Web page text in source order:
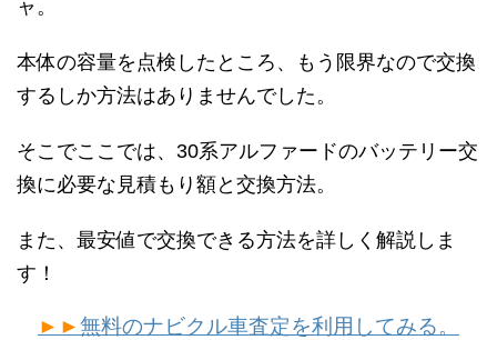
ャ。
本体の容量を点検したところ、もう限界なので交換
するしか方法はありませんでした。
そこでここでは、30系アルファードのバッテリー交
換に必要な見積もり額と交換方法。
また、最安値で交換できる方法を詳しく解説しま
す！
►►無料のナビクル車査定を利用してみる。